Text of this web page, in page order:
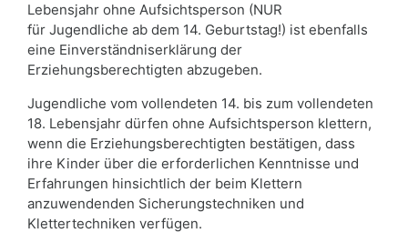
Lebensjahr ohne Aufsichtsperson (NUR
für Jugendliche ab dem 14. Geburtstag!) ist ebenfalls
eine Einverständniserklärung der
Erziehungsberechtigten abzugeben.
Jugendliche vom vollendeten 14. bis zum vollendeten
18. Lebensjahr dürfen ohne Aufsichtsperson klettern,
wenn die Erziehungsberechtigten bestätigen, dass
ihre Kinder über die erforderlichen Kenntnisse und
Erfahrungen hinsichtlich der beim Klettern
anzuwendenden Sicherungstechniken und
Klettertechniken verfügen.